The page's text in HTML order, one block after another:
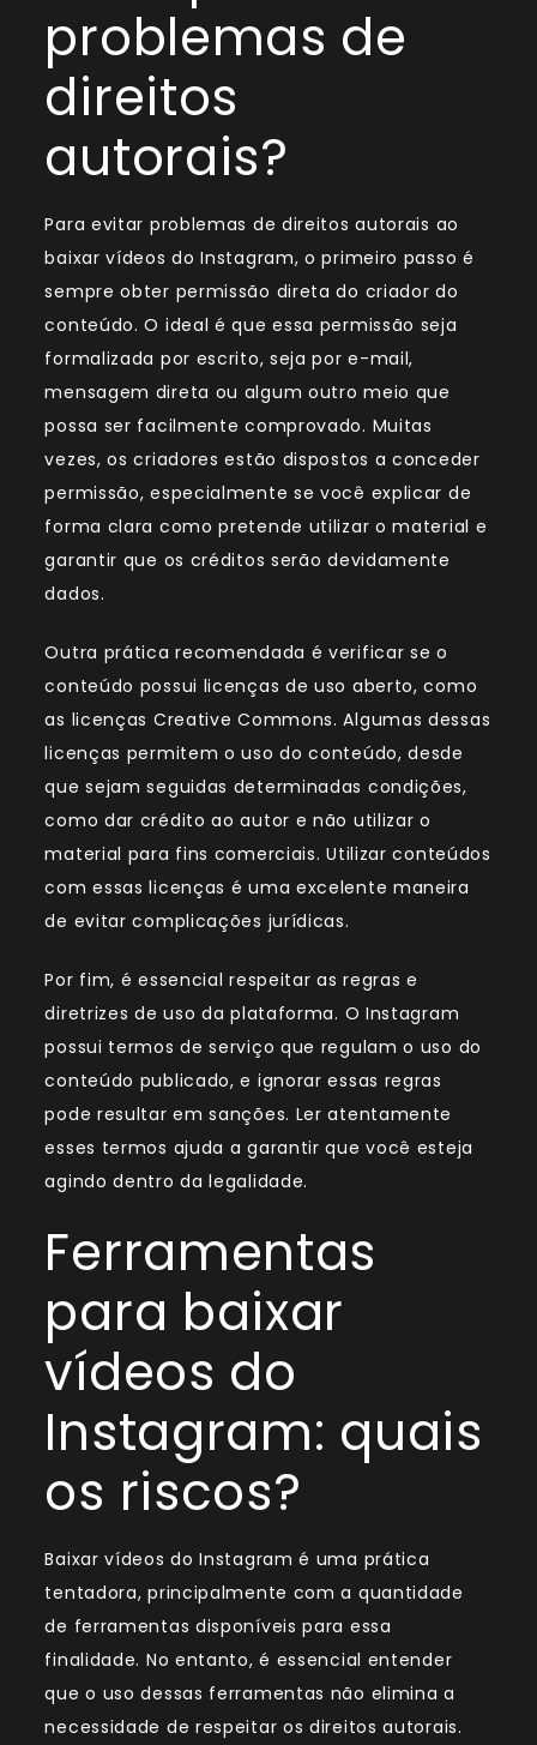
problemas de
direitos
autorais?
Para evitar problemas de direitos autorais ao
baixar vídeos do Instagram, o primeiro passo é
sempre obter permissão direta do criador do
conteúdo. O ideal é que essa permissão seja
formalizada por escrito, seja por e-mail,
mensagem direta ou algum outro meio que
possa ser facilmente comprovado. Muitas
vezes, os criadores estão dispostos a conceder
permissão, especialmente se você explicar de
forma clara como pretende utilizar o material e
garantir que os créditos serão devidamente
dados.
Outra prática recomendada é verificar se o
conteúdo possui licenças de uso aberto, como
as licenças Creative Commons. Algumas dessas
licenças permitem o uso do conteúdo, desde
que sejam seguidas determinadas condições,
como dar crédito ao autor e não utilizar o
material para fins comerciais. Utilizar conteúdos
com essas licenças é uma excelente maneira
de evitar complicações jurídicas.
Por fim, é essencial respeitar as regras e
diretrizes de uso da plataforma. O Instagram
possui termos de serviço que regulam o uso do
conteúdo publicado, e ignorar essas regras
pode resultar em sanções. Ler atentamente
esses termos ajuda a garantir que você esteja
agindo dentro da legalidade.
Ferramentas
para baixar
vídeos do
Instagram: quais
os riscos?
Baixar vídeos do Instagram é uma prática
tentadora, principalmente com a quantidade
de ferramentas disponíveis para essa
finalidade. No entanto, é essencial entender
que o uso dessas ferramentas não elimina a
necessidade de respeitar os direitos autorais.